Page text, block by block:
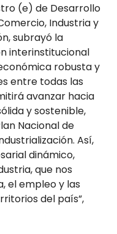
(e) de Desarrollo
Industria y
subrayó la
interinstitucional
robusta y
entre todas las
avanzar hacia
y sostenible,
Nacional de
Así,
dinámico,
que nos
el empleo y las
del país”,